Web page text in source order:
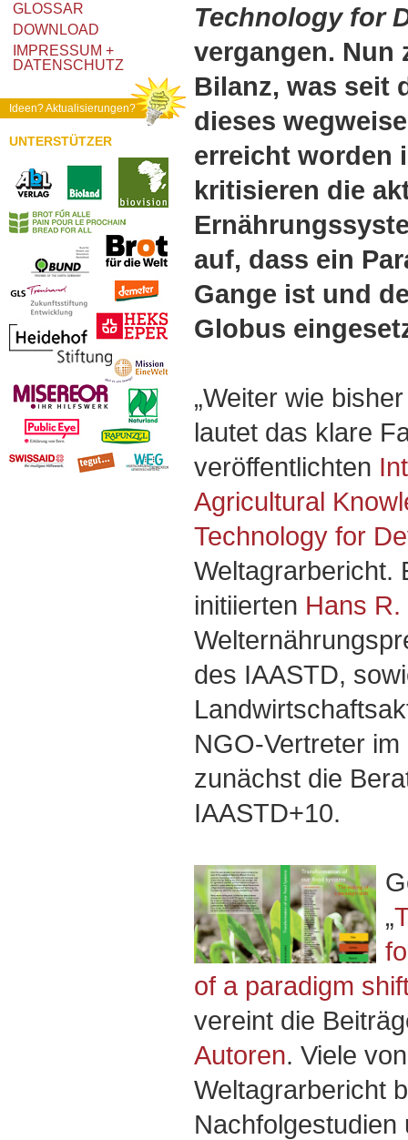
Technology for
vergangen. Nun
Bilanz, was seit
dieses
erreicht worden
kritisieren die
auf, dass ein
Gange ist und
Globus
„Weiter wie
lautet das klare
veröffentlichten
Agricultural
Technology for
Weltagrarbericht.
initiierten Hans
des IAASTD,
NGO-Vertreter
zunächst die
IAASTD+10.
„
of a paradigm
vereint die
Autoren. Viele
Weltagrarbericht
Nachfolgestudien
GLOSSAR
DOWNLOAD
IMPRESSUM +
DATENSCHUTZ
Ideen? Aktualisierungen?
UNTERSTÜTZER